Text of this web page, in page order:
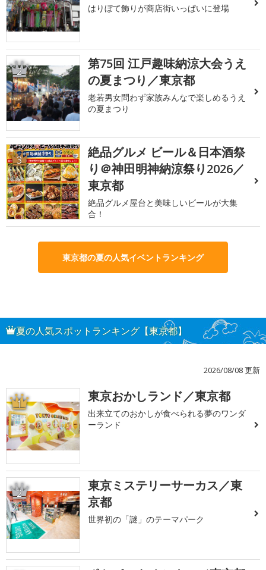
はりぼて飾りが商店街いっぱいに登場
2
第75回 江戸趣味納涼大会うえ
の夏まつり／東京都
老若男女問わず家族みんなで楽しめるうえ
の夏まつり
3
絶品グルメ ビール＆日本酒祭
り＠神田明神納涼祭り2026／
東京都
絶品グルメ屋台と美味しいビールが大集
合！
東京都の夏の人気イベントランキング
夏の人気スポットランキング【東京都】
2026/08/08 更新
1 東京おかしランド／東京都
出来立てのおかしが食べられる夢のワンダ
ーランド
2
東京ミステリーサーカス／東
京都
世界初の「謎」のテーマパーク